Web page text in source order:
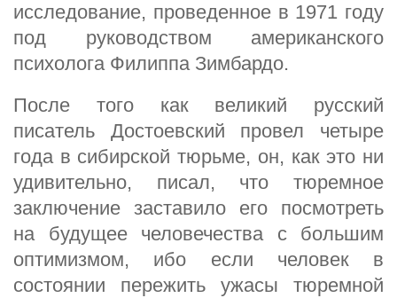
исследование, проведенное в 1971 году
под руководством американского
психолога Филиппа Зимбардо.
После того как великий русский
писатель Достоевский провел четыре
года в сибирской тюрьме, он, как это ни
удивительно, писал, что тюремное
заключение заставило его посмотреть
на будущее человечества с большим
оптимизмом, ибо если человек в
состоянии пережить ужасы тюремной